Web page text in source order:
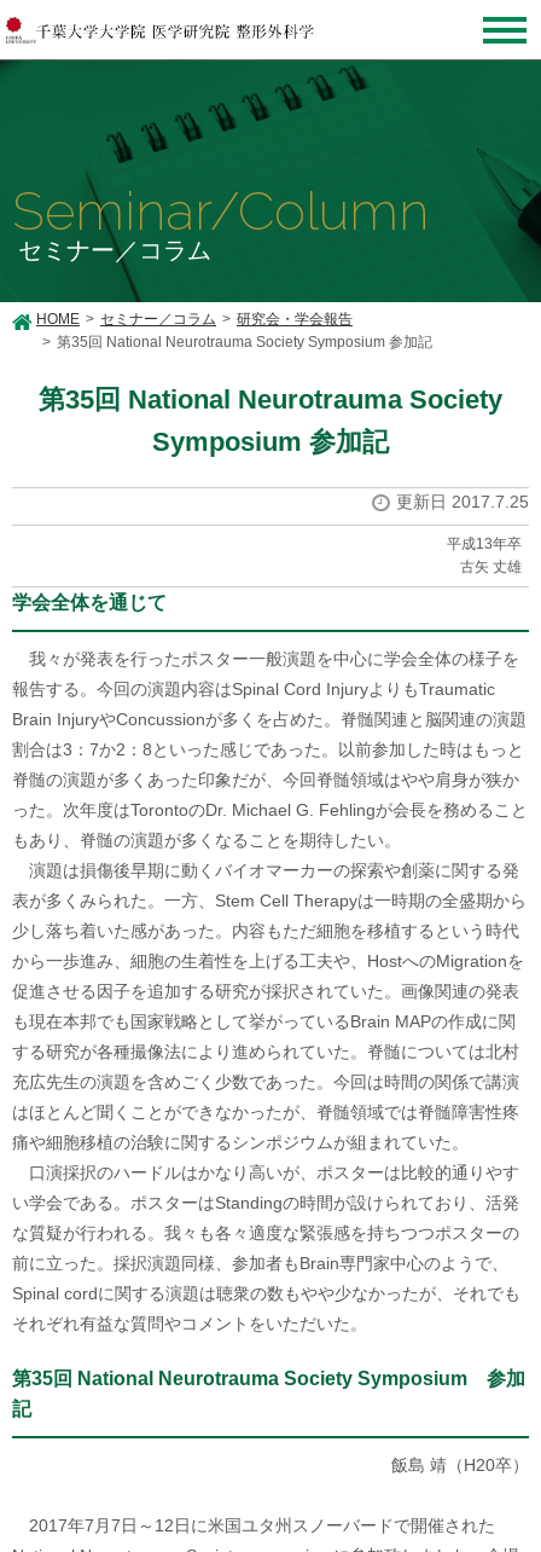
Seminar/Column
セミナー／コラム
HOME セミナー／コラム
研究会・学会報告
第35回 National Neurotrauma Society Symposium 参加記
第35回 National Neurotrauma Society
Symposium 参加記
更新日 2017.7.25
平成13年卒
古矢 丈雄
学会全体を通じて
我々が発表を行ったポスター一般演題を中心に学会全体の様子を
報告する。今回の演題内容はSpinal Cord InjuryよりもTraumatic
Brain InjuryやConcussionが多くを占めた。脊髄関連と脳関連の演題
割合は3：7か2：8といった感じであった。以前参加した時はもっと
脊髄の演題が多くあった印象だが、今回脊髄領域はやや肩身が狭か
った。次年度はTorontoのDr. Michael G. Fehlingが会長を務めること
もあり、脊髄の演題が多くなることを期待したい。
演題は損傷後早期に動くバイオマーカーの探索や創薬に関する発
表が多くみられた。一方、Stem Cell Therapyは一時期の全盛期から
少し落ち着いた感があった。内容もただ細胞を移植するという時代
から一歩進み、細胞の生着性を上げる工夫や、HostへのMigrationを
促進させる因子を追加する研究が採択されていた。画像関連の発表
も現在本邦でも国家戦略として挙がっているBrain MAPの作成に関
する研究が各種撮像法により進められていた。脊髄については北村
充広先生の演題を含めごく少数であった。今回は時間の関係で講演
はほとんど聞くことができなかったが、脊髄領域では脊髄障害性疼
痛や細胞移植の治験に関するシンポジウムが組まれていた。
口演採択のハードルはかなり高いが、ポスターは比較的通りやす
い学会である。ポスターはStandingの時間が設けられており、活発
な質疑が行われる。我々も各々適度な緊張感を持ちつつポスターの
前に立った。採択演題同様、参加者もBrain専門家中心のようで、
Spinal cordに関する演題は聴衆の数もやや少なかったが、それでも
それぞれ有益な質問やコメントをいただいた。
第35回 National Neurotrauma Society Symposium 参加
記
飯島 靖（H20卒）
2017年7月7日～12日に米国ユタ州スノーバードで開催された